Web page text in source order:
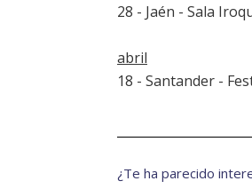
28 - Jaén - Sala
abril
18 - Santander -
¿Te ha parecido